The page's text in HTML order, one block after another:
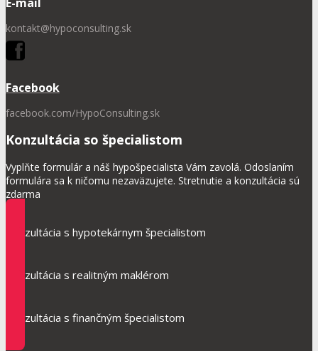
kontakt@hypoconsulting.sk
Facebook
facebook.com/HypoConsulting.sk
Konzultácia so špecialistom
Vyplňte formulár a náš hypošpecialista Vám zavolá. Odoslaním
formulára sa k ničomu nezaväzujete. Stretnutie a konzultácia sú
zdarma
Konzultácia s hypotekárnym špecialistom
Konzultácia s realitným maklérom
Konzultácia s finančným špecialistom